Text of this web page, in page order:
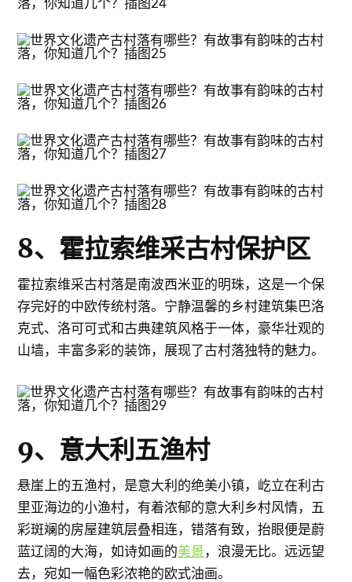
8、霍拉索维采古村保护区
霍拉索维采古村落是南波西米亚的明珠，这是一个保
存完好的中欧传统村落。宁静温馨的乡村建筑集巴洛
克式、洛可可式和古典建筑风格于一体，豪华壮观的
山墙，丰富多彩的装饰，展现了古村落独特的魅力。
9、意大利五渔村
悬崖上的五渔村，是意大利的绝美小镇，屹立在利古
里亚海边的小渔村，有着浓郁的意大利乡村风情，五
彩斑斓的房屋建筑层叠相连，错落有致，抬眼便是蔚
蓝辽阔的大海，如诗如画的美景，浪漫无比。远远望
去，宛如一幅色彩浓艳的欧式油画。